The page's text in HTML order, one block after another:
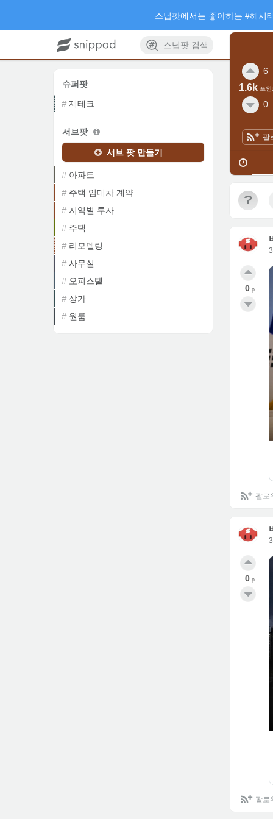
스닙팟 검색
6
1.6k 포인
0
팔
?
0 p
팔로
0 p
팔로
슈퍼팟
재테크
서브팟
서브 팟 만들기
아파트
주택 임대차 계약
지역별 투자
주택
리모델링
사무실
오피스텔
상가
원룸
스닙팟에서는 좋아하는 #해시